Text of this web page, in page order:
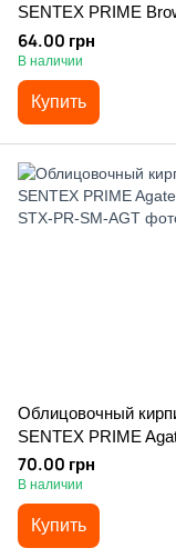
SENTEX PRIME
64.00 грн
В наличии
Купить
Облицовочный
SENTEX PRIME
70.00 грн
В наличии
Купить